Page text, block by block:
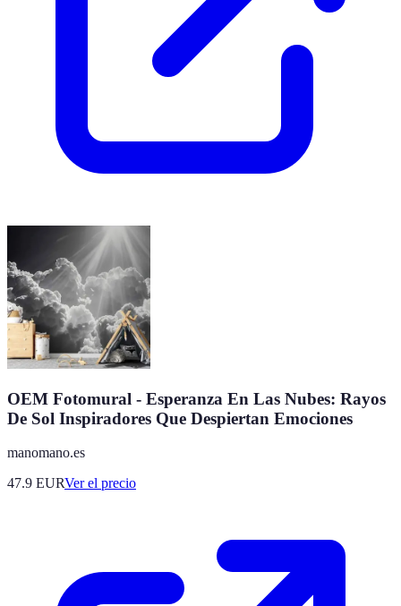
OEM Fotomural - Esperanza En Las Nubes: Rayos
De Sol Inspiradores Que Despiertan Emociones
manomano.es
47.9 EURVer el precio